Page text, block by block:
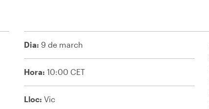
Dia: 9 de march
Hora: 10:00 CET
Lloc: Vic